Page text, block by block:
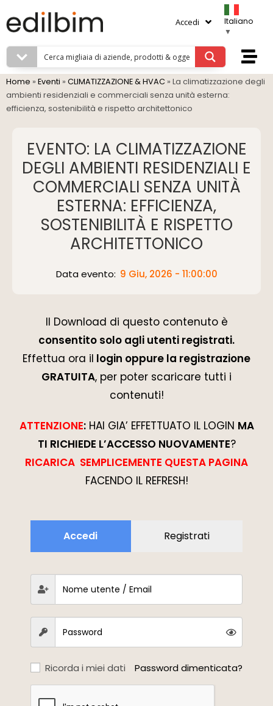
Accedi
Italiano
▼
Home » Eventi » CLIMATIZZAZIONE & HVAC » La climatizzazione degli
ambienti residenziali e commerciali senza unità esterna:
efficienza, sostenibilità e rispetto architettonico
EVENTO: LA CLIMATIZZAZIONE
DEGLI AMBIENTI RESIDENZIALI E
COMMERCIALI SENZA UNITÀ
ESTERNA: EFFICIENZA,
SOSTENIBILITÀ E RISPETTO
ARCHITETTONICO
Data evento: 9 Giu, 2026 - 11:00:00
Il Download di questo contenuto è
consentito solo agli utenti registrati.
Effettua ora il login oppure la registrazione
GRATUITA, per poter scaricare tutti i
contenuti!
ATTENZIONE:HAI GIA’ EFFETTUATO IL LOGIN MA
TI RICHIEDE L’ACCESSO NUOVAMENTE?
RICARICA SEMPLICEMENTE QUESTA PAGINA
FACENDO IL REFRESH!
Accedi Registrati
Ricorda i miei dati Password dimenticata?